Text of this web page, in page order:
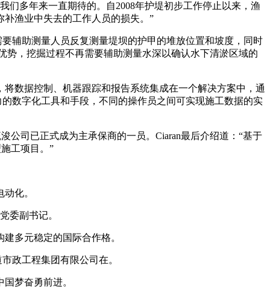
们多年来一直期待的。自2008年护堤初步工作停止以来，渔
渔业中失去的工作人员的损失。”
辅助测量人员反复测量堤坝的护甲的堆放位置和坡度，同时
势，挖掘过程不再需要辅助测量水深以确认水下清淤区域的
数据控制、机器跟踪和报告系统集成在一个解决方案中，通
数字化工具和手段，不同的操作员之间可实现施工数据的实
司已正式成为主承保商的一员。Ciaran最后介绍道：“基于
工项目。”
化。
委副书记。
多元稳定的国际合作格。
政工程集团有限公司在。
梦奋勇前进。